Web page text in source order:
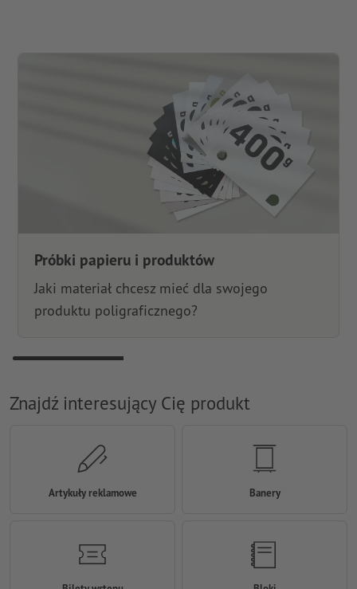
Próbki papieru i produktów
Jaki materiał chcesz mieć dla swojego
produktu poligraficznego?
Znajdź interesujący Cię produkt
Artykuły reklamowe Banery